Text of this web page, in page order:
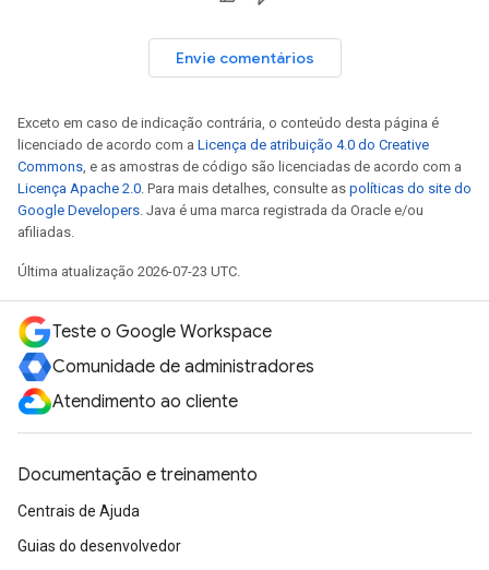
Envie comentários
Exceto em caso de indicação contrária, o conteúdo desta página é
licenciado de acordo com a Licença de atribuição 4.0 do Creative
Commons , e as amostras de código são licenciadas de acordo com a
Licença Apache 2.0 . Para mais detalhes, consulte as políticas do site do
Google Developers . Java é uma marca registrada da Oracle e/ou
afiliadas.
Última atualização 2026-07-23 UTC.
Teste o Google Workspace
Comunidade de administradores
Atendimento ao cliente
Documentação e treinamento
Centrais de Ajuda
Guias do desenvolvedor